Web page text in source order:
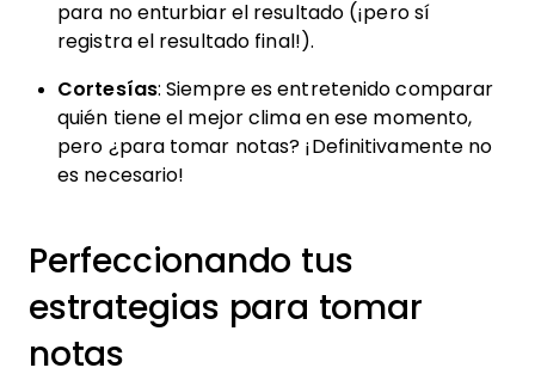
para no enturbiar el resultado (¡pero sí
registra el resultado final!).
Cortesías: Siempre es entretenido comparar
quién tiene el mejor clima en ese momento,
pero ¿para tomar notas? ¡Definitivamente no
es necesario!
Perfeccionando tus
estrategias para tomar
notas